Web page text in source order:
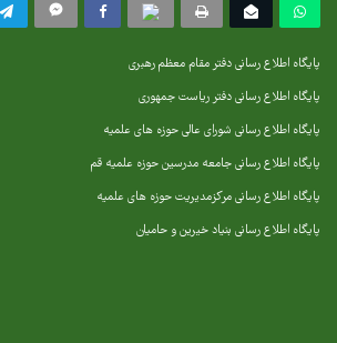
پایگاه اطلاع رسانی دفتر مقام معظم رهبری
پایگاه اطلاع رسانی دفتر ریاست جمهوری
پایگاه اطلاع رسانی شورای عالی حوزه های علمیه
پایگاه اطلاع رسانی جامعه مدرسین حوزه علمیه قم
پایگاه اطلاع رسانی مرکزمدیریت حوزه های علمیه
پایگاه اطلاع رسانی بنیاد خیرین و حامیان